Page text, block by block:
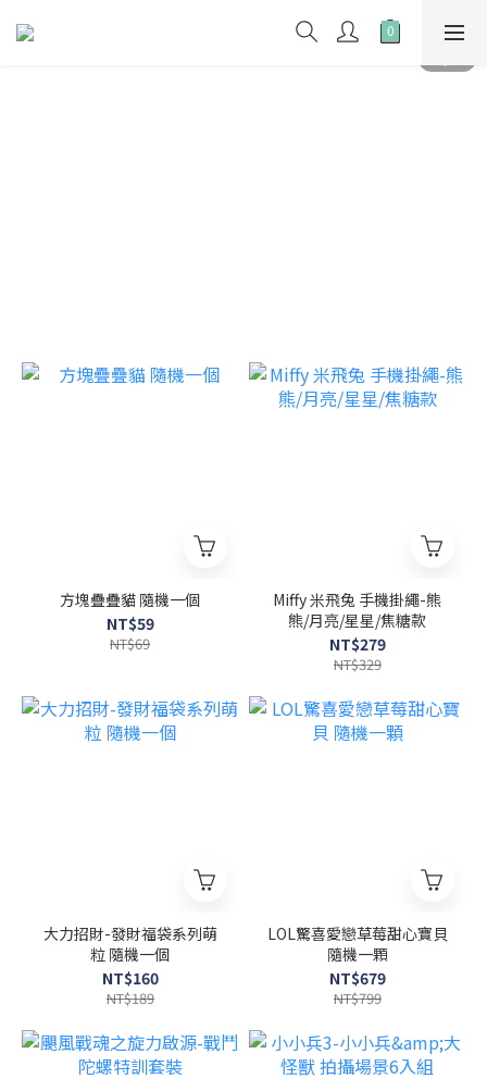
方塊疊疊貓 隨機一個
NT$59
NT$69
Miffy 米飛兔 手機掛繩-熊
熊/月亮/星星/焦糖款
NT$279
NT$329
大力招財-發財福袋系列萌
粒 隨機一個
NT$160
NT$189
LOL驚喜愛戀草莓甜心寶貝
隨機一顆
NT$679
NT$799